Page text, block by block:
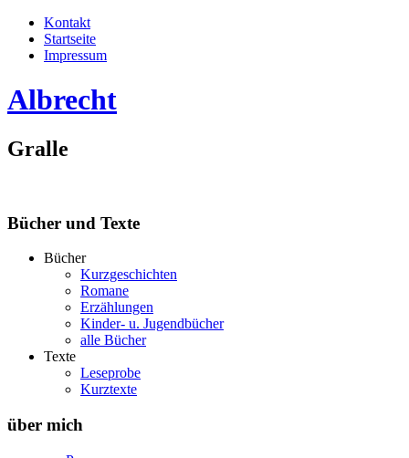
Kontakt
Startseite
Impressum
Albrecht
Gralle
Bücher und Texte
Bücher
Kurzgeschichten
Romane
Erzählungen
Kinder- u. Jugendbücher
alle Bücher
Texte
Leseprobe
Kurztexte
über mich